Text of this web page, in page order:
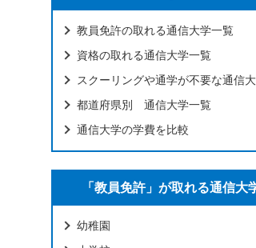
教員免許の取れる通信大学一覧
資格の取れる通信大学一覧
スクーリングや通学が不要な通信
都道府県別 通信大学一覧
通信大学の学費を比較
「教員免許」が取れる通信大
幼稚園